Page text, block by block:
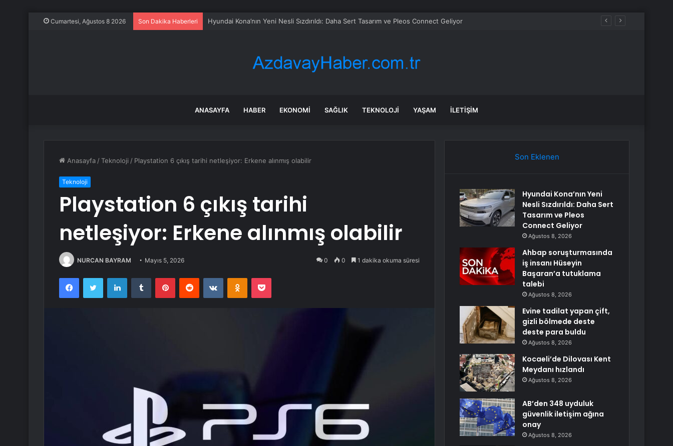
Cumartesi, Ağustos 8 2026 Son Dakika Haberleri Ahbap soruşturmasında iş insanı Hüseyin Başaran’a tutuklama talebi
ANASAYFA HABER EKONOMI SAĞLIK TEKNOLOJI YAŞAM İLETIŞIM
Anasayfa /Teknoloji / Playstation 6 çıkış tarihi netleşiyor: Erkene alınmış olabilir
Teknoloji
Playstation 6 çıkış tarihi
netleşiyor: Erkene alınmış olabilir
NURCAN BAYRAM Mayıs 5, 2026 0 0 1 dakika okuma süresi
FacebookTwitter LinkedInTumblr PinterestReddit VKontakteOdnoklassniki
Pocket
Son Eklenen
Hyundai Kona’nın Yeni
Nesli Sızdırıldı: Daha Sert
Tasarım ve Pleos
Connect Geliyor
Ağustos 8, 2026
Ahbap soruşturmasında
iş insanı Hüseyin
Başaran’a tutuklama
talebi
Ağustos 8, 2026
Evine tadilat yapan çift,
gizli bölmede deste
deste para buldu
Ağustos 8, 2026
Kocaeli’de Dilovası Kent
Meydanı hızlandı
Ağustos 8, 2026
AB’den 348 uyduluk
güvenlik iletişim ağına
onay
Ağustos 8, 2026